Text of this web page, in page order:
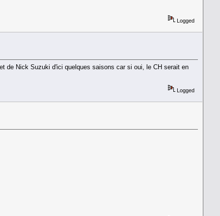
Logged
de Nick Suzuki d'ici quelques saisons car si oui, le CH serait en
Logged